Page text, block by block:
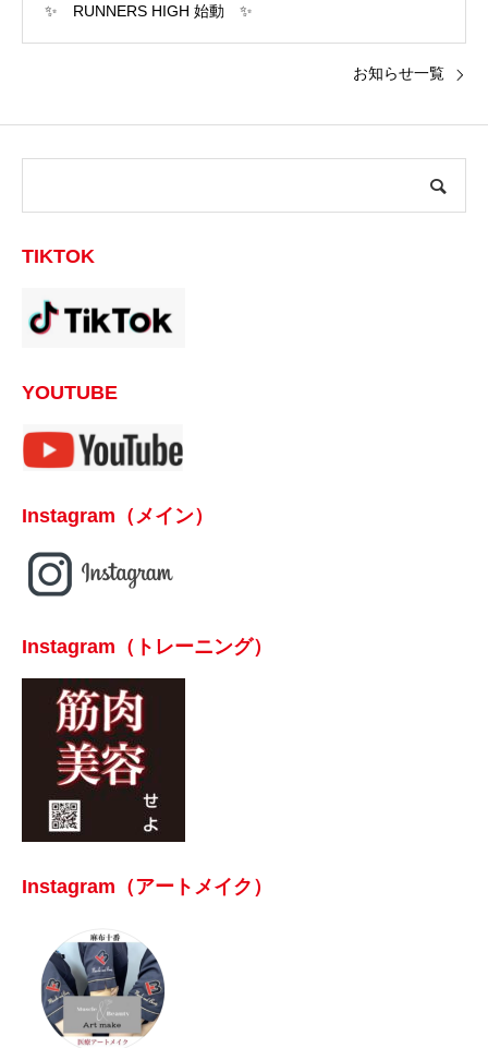
✨ RUNNERS HIGH 始動 ✨
お知らせ一覧
TIKTOK
YOUTUBE
Instagram（メイン）
Instagram（トレーニング）
Instagram（アートメイク）